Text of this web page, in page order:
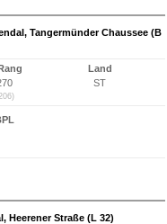
Tangermünder Chaussee (B
Land
ST
Heerener Straße (L 32)